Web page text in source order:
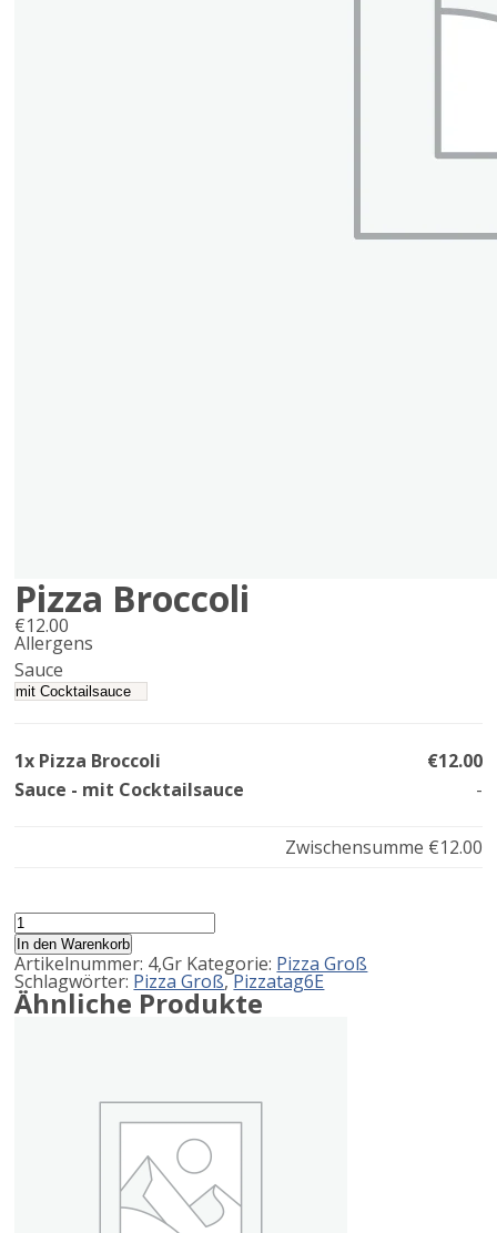
Pizza Broccoli
€12.00
Allergens
Product
allergen
Sauce
1x Pizza Broccoli
€12.00
Sauce - mit Cocktailsauce
-
Zwischensumme €12.00
Pizza
Broccoli
Menge
In den Warenkorb
Artikelnummer: 4,Gr Kategorie: Pizza Groß
Schlagwörter: Pizza Groß,Pizzatag6E
Ähnliche Produkte